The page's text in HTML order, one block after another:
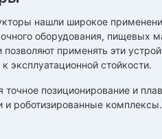
нашли широкое
оборудования, пищевых
применять эти
эксплуатационной стойкости.
позиционирование и
и роботизированные комплексы.